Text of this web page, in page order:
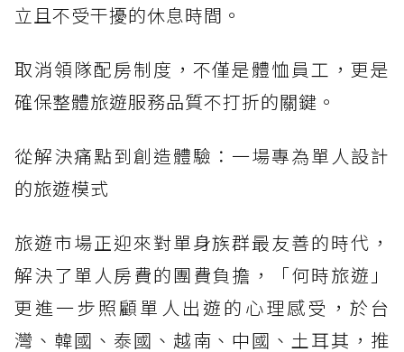
立且不受干擾的休息時間。
取消領隊配房制度，不僅是體恤員工，更是
確保整體旅遊服務品質不打折的關鍵。
從解決痛點到創造體驗：一場專為單人設計
的旅遊模式
旅遊市場正迎來對單身族群最友善的時代，
解決了單人房費的團費負擔，「何時旅遊」
更進一步照顧單人出遊的心理感受，於台
灣、韓國、泰國、越南、中國、土耳其，推